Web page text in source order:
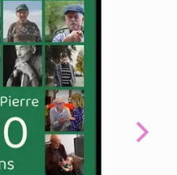
Next